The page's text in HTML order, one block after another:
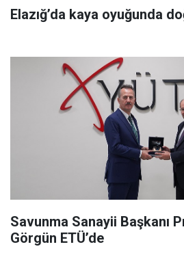
Elazığ’da kaya oyuğunda
Savunma Sanayii Başkanı
Görgün ETÜ’de